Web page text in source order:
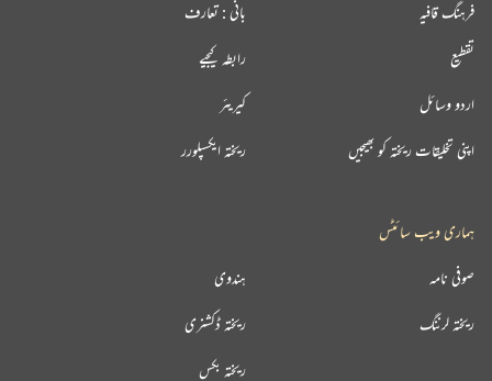
فرہنگ قافیہ
تقطیع
اردو وسائل
اپنی تخلیقات ریختہ کو بھیجیں
بانی : تعارف
رابطہ کیجیے
کیریئر
ریختہ ایکسپلورر
ہماری ویب سائٹس
ہندوی صوفی نامہ
ریختہ ڈکشنری ریختہ لرننگ
ریختہ بکس